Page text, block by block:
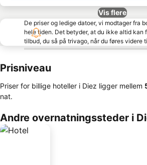
Vis flere
De priser og ledige datoer, vi modtager fra
hele tiden. Det betyder, at du ikke altid
tilbud, du så på trivago, når du føres videre
Prisniveau
Priser for billige hoteller i Diez ligger mellem
nat.
Andre overnatningssteder i